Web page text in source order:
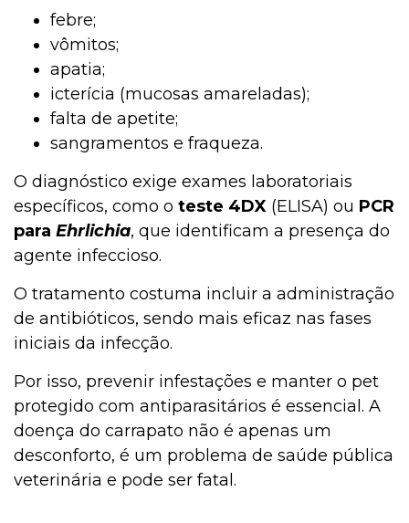
febre;
vômitos;
apatia;
icterícia (mucosas amareladas);
falta de apetite;
sangramentos e fraqueza.
O diagnóstico exige exames laboratoriais
específicos, como o teste 4DX (ELISA) ou PCR
para Ehrlichia, que identificam a presença do
agente infeccioso.
O tratamento costuma incluir a administração
de antibióticos, sendo mais eficaz nas fases
iniciais da infecção.
Por isso, prevenir infestações e manter o pet
protegido com antiparasitários é essencial. A
doença do carrapato não é apenas um
desconforto, é um problema de saúde pública
veterinária e pode ser fatal.